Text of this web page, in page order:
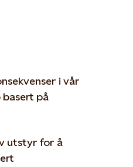
i vår
på
utstyr for å